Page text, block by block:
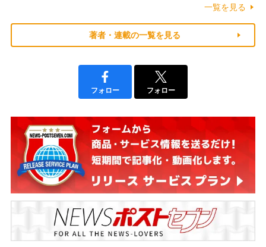
一覧を見る
著者・連載の一覧を見る
フォロー フォロー